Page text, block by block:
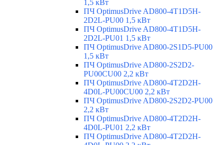
1,5 кВт
ПЧ OptimusDrive AD800-4T1D5H-
2D2L-PU00 1,5 кВт
ПЧ OptimusDrive AD800-4T1D5H-
2D2L-PU01 1,5 кВт
ПЧ OptimusDrive AD800-2S1D5-PU00
1,5 кВт
ПЧ OptimusDrive AD800-2S2D2-
PU00CU00 2,2 кВт
ПЧ OptimusDrive AD800-4T2D2H-
4D0L-PU00CU00 2,2 кВт
ПЧ OptimusDrive AD800-2S2D2-PU00
2,2 кВт
ПЧ OptimusDrive AD800-4T2D2H-
4D0L-PU01 2,2 кВт
ПЧ OptimusDrive AD800-4T2D2H-